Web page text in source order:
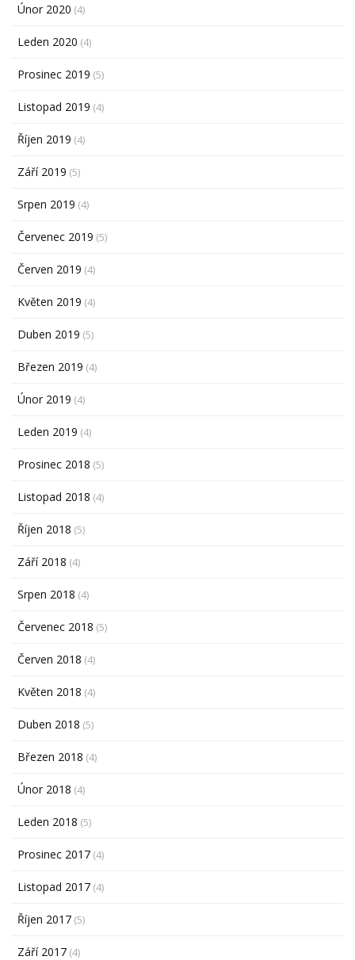
Únor 2020 (4)
Leden 2020 (4)
Prosinec 2019 (5)
Listopad 2019 (4)
Říjen 2019 (4)
Září 2019 (5)
Srpen 2019 (4)
Červenec 2019 (5)
Červen 2019 (4)
Květen 2019 (4)
Duben 2019 (5)
Březen 2019 (4)
Únor 2019 (4)
Leden 2019 (4)
Prosinec 2018 (5)
Listopad 2018 (4)
Říjen 2018 (5)
Září 2018 (4)
Srpen 2018 (4)
Červenec 2018 (5)
Červen 2018 (4)
Květen 2018 (4)
Duben 2018 (5)
Březen 2018 (4)
Únor 2018 (4)
Leden 2018 (5)
Prosinec 2017 (4)
Listopad 2017 (4)
Říjen 2017 (5)
Září 2017 (4)